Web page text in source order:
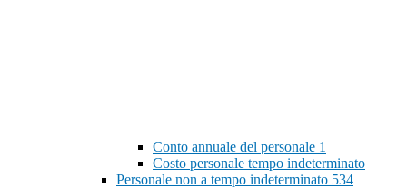
Conto annuale del personale 1
Costo personale tempo indeterminato
Personale non a tempo indeterminato 534